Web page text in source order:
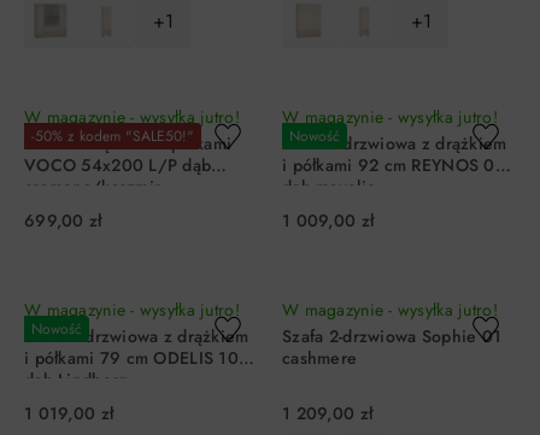
+1 +1
-50% z kodem "SALE50!"
W magazynie - wysyłka jutro!
Szafa z drążkiem i półkami
VOCO 54x200 L/P dąb
cremona/kaszmir
699,00 zł
Nowość
W magazynie - wysyłka jutro!
Szafa 2-drzwiowa z drążkiem
i półkami 92 cm REYNOS 01
dąb mavelie
1 009,00 zł
Nowość
W magazynie - wysyłka jutro!
Szafa 2-drzwiowa z drążkiem
i półkami 79 cm ODELIS 10
dąb Lindberg
1 019,00 zł
W magazynie - wysyłka jutro!
Szafa 2-drzwiowa Sophie 01
cashmere
1 209,00 zł